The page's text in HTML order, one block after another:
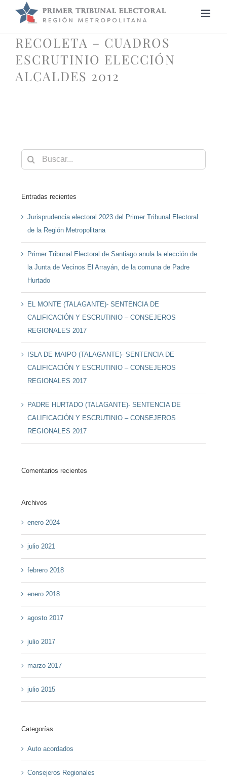
RECOLETA – CUADROS
ESCRUTINIO ELECCIÓN
ALCALDES 2012
Buscar:
Entradas recientes
Jurisprudencia electoral 2023 del Primer Tribunal Electoral
de la Región Metropolitana
Primer Tribunal Electoral de Santiago anula la elección de
la Junta de Vecinos El Arrayán, de la comuna de Padre
Hurtado
EL MONTE (TALAGANTE)- SENTENCIA DE
CALIFICACIÓN Y ESCRUTINIO – CONSEJEROS
REGIONALES 2017
ISLA DE MAIPO (TALAGANTE)- SENTENCIA DE
CALIFICACIÓN Y ESCRUTINIO – CONSEJEROS
REGIONALES 2017
PADRE HURTADO (TALAGANTE)- SENTENCIA DE
CALIFICACIÓN Y ESCRUTINIO – CONSEJEROS
REGIONALES 2017
Comentarios recientes
Archivos
enero 2024
julio 2021
febrero 2018
enero 2018
agosto 2017
julio 2017
marzo 2017
julio 2015
Categorías
Auto acordados
Consejeros Regionales